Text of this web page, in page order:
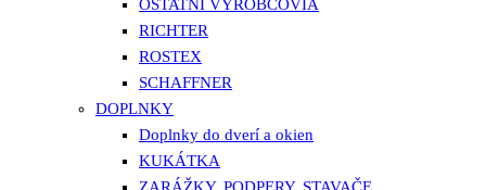
OSTATNÍ VÝROBCOVIA
RICHTER
ROSTEX
SCHAFFNER
DOPLNKY
Doplnky do dverí a okien
KUKÁTKA